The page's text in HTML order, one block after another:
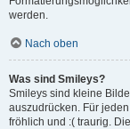
werden.
Nach oben
Was sind Smileys?
Smileys sind kleine
auszudrücken. Für
fröhlich und :( traurig.